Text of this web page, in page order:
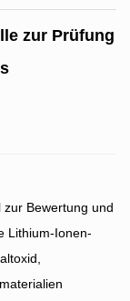
zur Prüfung
Bewertung und
Lithium-Ionen-